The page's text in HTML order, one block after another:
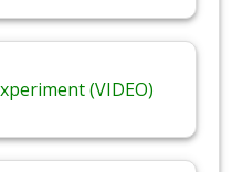
(VIDEO)